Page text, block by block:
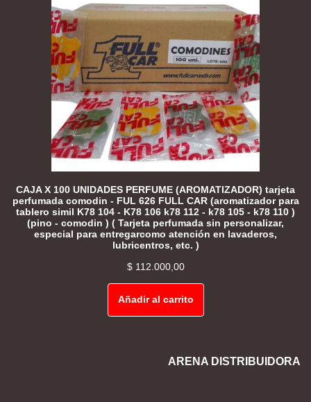
CAJA X 100 UNIDADES PERFUME (AROMATIZADOR) tarjeta
perfumada comodin - FUL 626 FULL CAR (aromatizador para
tablero simil K78 104 - K78 106 k78 112 - k78 105 - k78 110 )
(pino - comodin ) ( Tarjeta perfumada sin personalizar,
especial para entregarcomo atención en lavaderos,
lubricentros, etc. )
$112.000,00
Añadir al carrito
ARENA DISTRIBUIDORA